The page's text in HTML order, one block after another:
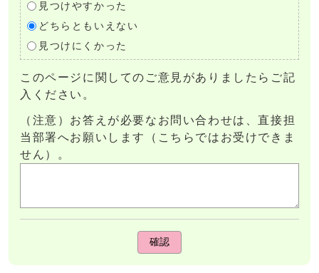
見つけやすかった
どちらともいえない
見つけにくかった
このページに関してのご意見がありましたらご記
入ください。
（注意）お答えが必要なお問い合わせは、直接担
当部署へお願いします（こちらではお受けできま
せん）。
確認